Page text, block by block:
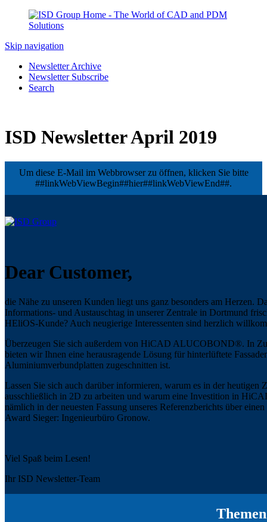
Skip navigation
Newsletter Archive
Newsletter Subscribe
Search
ISD Newsletter April 2019
Um diese E-Mail im Webbrowser zu öffnen, klicken Sie bitte
##linkWebViewBegin##hier##linkWebViewEnd##.
Dear Customer,
die Nähe zu unseren Kunden liegt uns ganz besonders am Herzen.
Informations- und Austauschtag in unserer Zentrale in Dortmund
HEliOS-Kunde? Auch neugierige Interessenten sind herzlich
Überzeugen Sie sich außerdem von HiCAD ALUCOBOND®. In
bieten wir Ihnen eine herausragende Lösung für hinterlüftete
Aluminiumverbundplatten zugeschnitten ist.
Lassen Sie sich auch darüber informieren, warum es in der heutigen
ausschließlich in 2D zu arbeiten und warum eine Investition in
nämlich in der neuesten Fassung unseres Referenzberichts über
Award Sieger: Ingenieurbüro Gronow.
Viel Spaß beim Lesen!
Ihr ISD Newsletter-Team
Themen